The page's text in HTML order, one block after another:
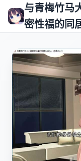
与青梅竹马
密性福的同